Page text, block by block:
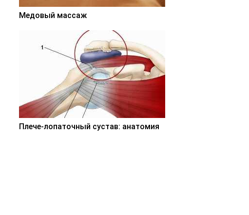
Медовый массаж
Плече-лопаточный сустав: анатомия